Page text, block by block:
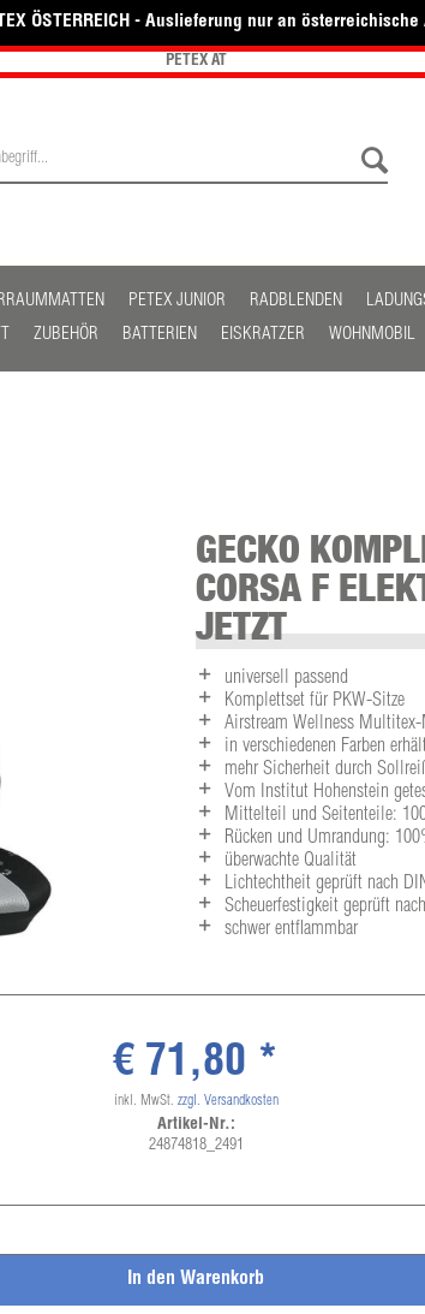
ÖSTERREICH - Auslieferung nur an österreichische
PETEX AT
PETEX JUNIOR RADBLENDEN
ZUBEHÖR BATTERIEN EISKRATZER WOHNMOBIL
GECKO
CORSA F
JETZT
universell passend
Komplettset für PKW-Sitze
Airstream Wellness
in verschiedenen Farben
mehr Sicherheit durch
Vom Institut Hohenstein
Mittelteil und Seitenteile:
Rücken und Umrandung:
überwachte Qualität
Lichtechtheit geprüft nach
Scheuerfestigkeit geprüft
schwer entflammbar
In den Warenkorb
€ 71,80 *
inkl. MwSt. zzgl. Versandkosten
Artikel-Nr.:
24874818_2491